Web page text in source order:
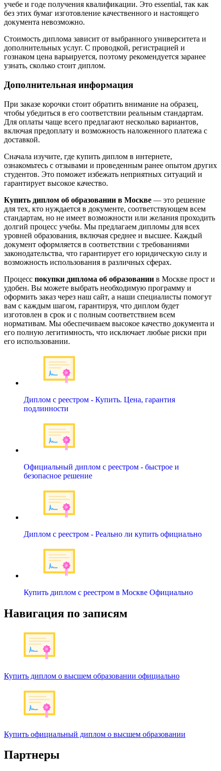
учебе и годе получения квалификации. Это essential, так как
без этих бумаг изготовление качественного и настоящего
документа невозможно.
Стоимость диплома зависит от выбранного университета и
дополнительных услуг. С проводкой, регистрацией и
гознаком цена варьируется, поэтому рекомендуется заранее
узнать, сколько стоит диплом.
Дополнительная информация
При заказе корочки стоит обратить внимание на образец,
чтобы убедиться в его соответствии реальным стандартам.
Для оплаты чаще всего предлагают несколько вариантов,
включая предоплату и возможность наложенного платежа с
доставкой.
Сначала изучите, где купить диплом в интернете,
ознакомьтесь с отзывами и проведенным ранее опытом других
студентов. Это поможет избежать неприятных ситуаций и
гарантирует высокое качество.
Купить диплом об образовании в Москве — это решение
для тех, кто нуждается в документе, соответствующем всем
стандартам, но не имеет возможности или желания проходить
долгий процесс учебы. Мы предлагаем дипломы для всех
уровней образования, включая среднее и высшее. Каждый
документ оформляется в соответствии с требованиями
законодательства, что гарантирует его юридическую силу и
возможность использования в различных сферах.
Процесс покупки диплома об образовании в Москве прост и
удобен. Вы можете выбрать необходимую программу и
оформить заказ через наш сайт, а наши специалисты помогут
вам с каждым шагом, гарантируя, что диплом будет
изготовлен в срок и с полным соответствием всем
нормативам. Мы обеспечиваем высокое качество документа и
его полную легитимность, что исключает любые риски при
его использовании.
Диплом с реестром - Купить. Цена, гарантия
подлинности
Официальный диплом с реестром - быстрое и
безопасное решение
Диплом с реестром - Реально ли купить официально
Купить диплом с реестром в Москве Официально
Навигация по записям
Купить диплом о высшем образовании официально
Купить официальный диплом о высшем образовании
Партнеры